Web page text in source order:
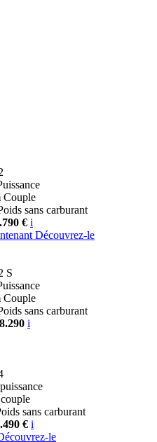
Couple
sans carburant
€ i
Découvrez-le
S
Couple
sans carburant
i
puissance
couple
sans carburant
€ i
le